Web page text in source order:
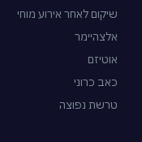
שיקום לאחר אירוע מוחי
אלצהיימר
אוטיזם
כאב כרוני
טרשת נפוצה